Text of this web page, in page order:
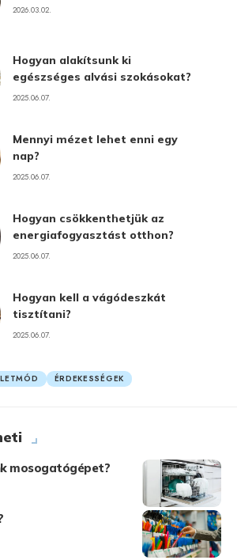
2026.03.02.
Hogyan alakítsunk ki
egészséges alvási szokásokat?
2025.06.07.
Mennyi mézet lehet enni egy
nap?
2025.06.07.
Hogyan csökkenthetjük az
energiafogyasztást otthon?
2025.06.07.
Hogyan kell a vágódeszkát
tisztítani?
2025.06.07.
ÉRDEKESSÉGEK
mosogatógépet?